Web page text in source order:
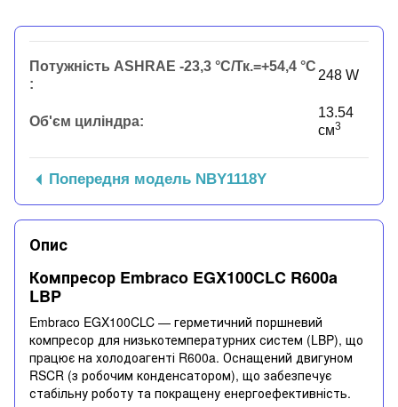
Потужність ASHRAE -23,3 °C/Тк.=+54,4 °C
:
248 W
Об'єм циліндра:
13.54
см3
Попередня модель NBY1118Y
Опис
Компресор Embraco EGX100CLC R600a
LBP
Embraco EGX100CLC — герметичний поршневий
компресор для низькотемпературних систем (LBP), що
працює на холодоагенті R600a. Оснащений двигуном
RSCR (з робочим конденсатором), що забезпечує
стабільну роботу та покращену енергоефективність.